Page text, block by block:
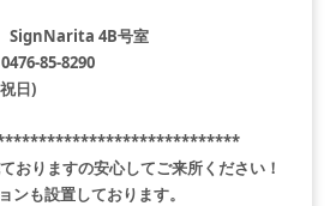
SignNarita 4B号室
85-8290
日)
おりますの安心してご来所ください！
も設置しております。